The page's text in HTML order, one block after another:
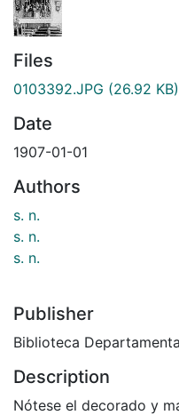
Files
0103392.JPG (26.92 KB)
Date
1907-01-01
Authors
s. n.
s. n.
s. n.
Publisher
Biblioteca
Description
Nótese el decorado y